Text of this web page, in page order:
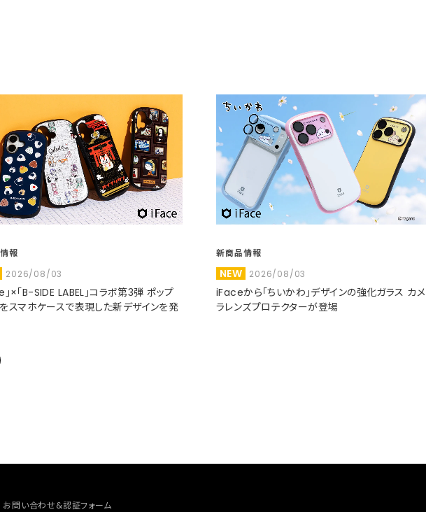
報
2026/08/03
」×「B-SIDE LABEL」コラボ第3弾 ポップ
スマホケースで表現した新デザインを発
新商品情報
NEW 2026/08/03
iFaceから「ちいかわ」デザインの強化ガラス カメ
ラレンズプロテクターが登場
お問い合わせ&認証フォーム